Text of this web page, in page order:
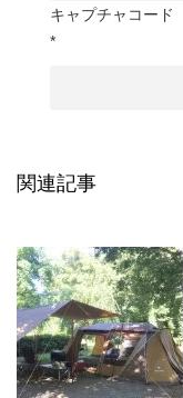
キャプチャコード
*
関連記事